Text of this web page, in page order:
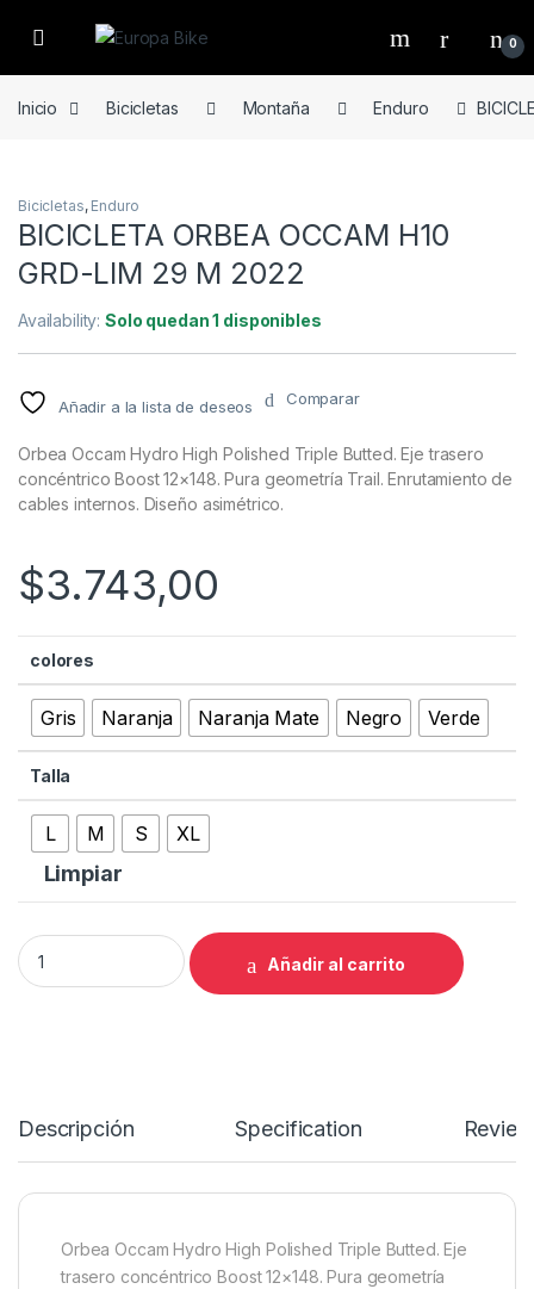
Open 0
Inicio Bicicletas Montaña Enduro
Bicicletas, Enduro
BICICLETA ORBEA OCCAM H10
GRD-LIM 29 M 2022
Availability:Solo quedan 1 disponibles
Añadir a la lista de deseos Comparar
Orbea Occam Hydro High Polished Triple Butted. Eje trasero
concéntrico Boost 12×148. Pura geometría Trail. Enrutamiento de
cables internos. Diseño asimétrico.
$3.743,00
colores
Gris Naranja Naranja Mate Negro Verde
Talla
L M S XL
Limpiar
BICICLETA ORBEA OCCAM H10 GRD-LIM 29 M 2022 quantity
Añadir al carrito
Descripción Specification
Orbea Occam Hydro High Polished Triple Butted. Eje
trasero concéntrico Boost 12×148. Pura geometría